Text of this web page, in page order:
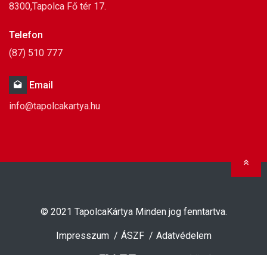
8300,Tapolca Fő tér 17.
Telefon
(87) 510 777
Email
info@tapolcakartya.hu
© 2021 TapolcaKártyaMinden jog fenntartva.
Impresszum ÁSZF Adatvédelem